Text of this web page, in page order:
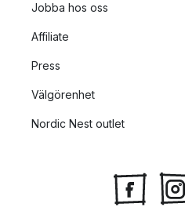
Jobba hos oss
Affiliate
Press
Välgörenhet
Nordic Nest outlet